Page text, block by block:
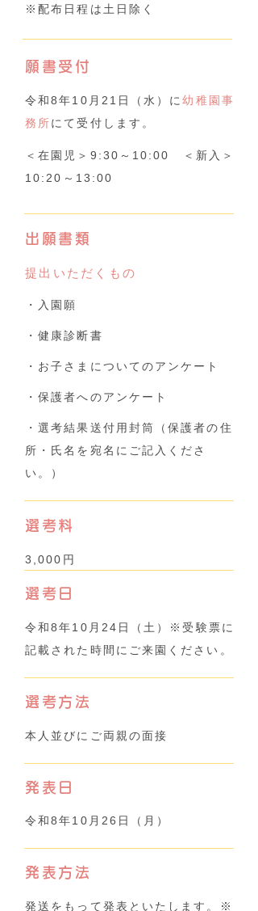
​※配布日程は土日除く
願書受付
令和8年10月21日（水）に幼稚園事
務所にて受付します。
＜在園児＞9:30～10:00 ＜新入＞
10:20～13:00
出願書類
提出いただくもの
・入園願
・健康診断書
・お子さまについてのアンケート
・保護者へのアンケート
・選考結果送付用封筒（保護者の住
所・氏名を宛名にご記入くださ
い。）
選考料
3,000円
選考日
令和8年10月24日（土）※受験票に
記載された時間にご来園ください。
選考方法
本人並びにご両親の面接
発表日
令和8年10月26日（月）
発表方法
発送をもって発表といたします。※